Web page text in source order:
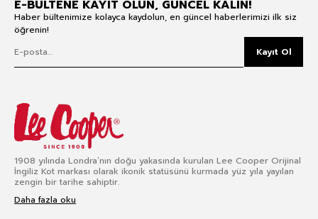
E-BÜLTENE KAYIT OLUN, GÜNCEL KALIN!
Haber bültenimize kolayca kaydolun, en güncel haberlerimizi ilk siz
öğrenin!
Kayıt Ol
1908 yılında Londra’nın doğu yakasında kurulan Lee Cooper Orijinal
İngiliz Kot markası olarak ikonik statüsünü kurmada yüz yıla yayılan
zengin bir tarihe sahiptir.
Daha fazla oku